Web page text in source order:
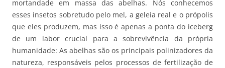
mortandade em massa das abelhas. Nós conhecemos
esses insetos sobretudo pelo mel, a geleia real e o própolis
que eles produzem, mas isso é apenas a ponta do iceberg
de um labor crucial para a sobrevivência da própria
humanidade: As abelhas são os principais polinizadores da
natureza, responsáveis pelos processos de fertilização de